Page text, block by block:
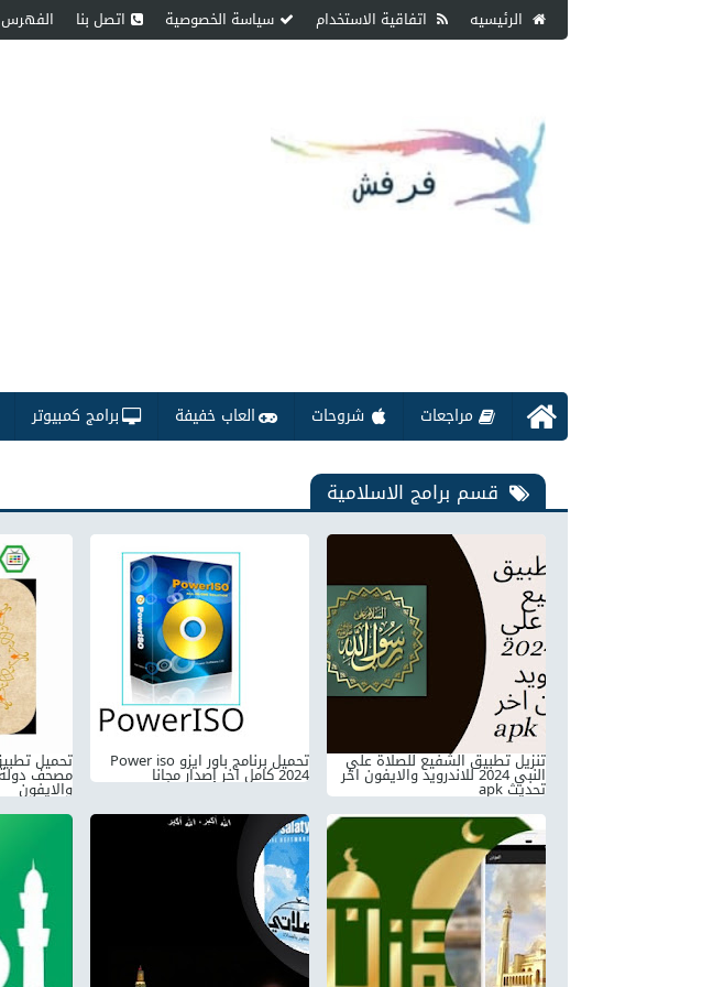
الرئيسيه اتفاقية الاستخدام سياسة الخصوصية اتصل بنا الفهرس
مراجعات شروحات العاب خفيفة برامج كمبيوتر
قسم برامج الاسلامية
تنزيل تطبيق الشفيع للصلاة علي
النبي 2024 للاندرويد والايفون اخر
تحديث apk
تحميل برنامج باور ايزو Power iso
2024 كامل اخر إصدار مجانا
والايفون